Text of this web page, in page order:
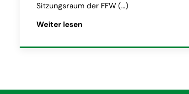
Sitzungsraum der FFW (…)
Weiter lesenArtikel „Einladung zur